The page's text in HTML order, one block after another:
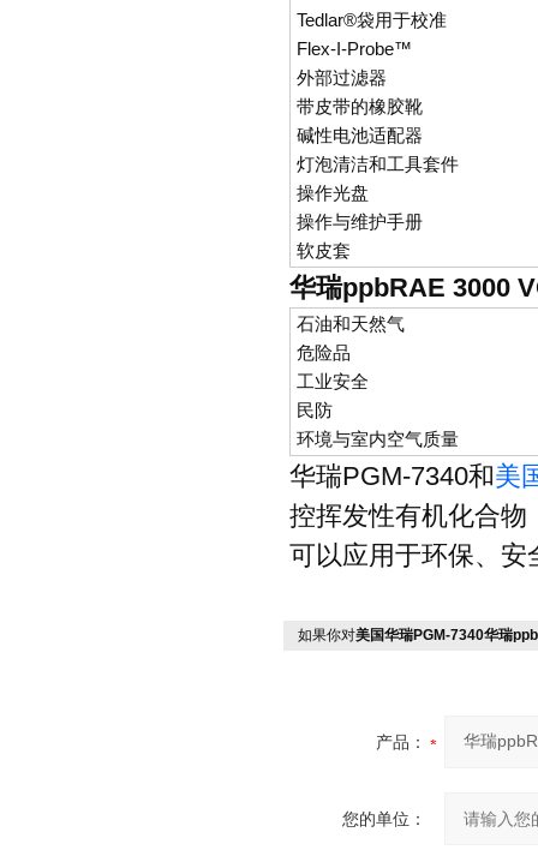
Tedlar®袋用于校准
Flex-I-Probe™
外部过滤器
带皮带的橡胶靴
碱性电池适配器
灯泡清洁和工具套件
操作光盘
操作与维护手册
软皮套
华瑞ppbRAE 3000
石油和天然气
危险品
工业安全
民防
环境与室内空气质量
华瑞PGM-7340和美
控挥发性有机化合物
可以应用于环保、安
如果你对美国华瑞PGM-7340华瑞
产品：
您的单位：